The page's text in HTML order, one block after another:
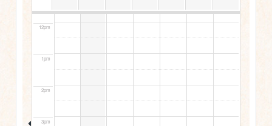
12pm
1pm
2pm
3pm